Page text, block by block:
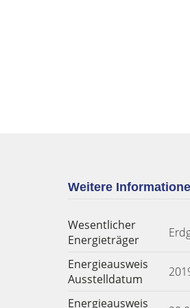
Weitere
Wesentlicher
Energieträger
Energieausweis
Ausstelldatum
Energieausweis